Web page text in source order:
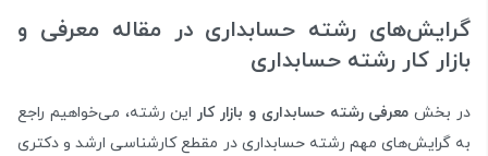
گرایش‌‌های رشته حسابداری در مقاله معرفی و
بازار کار رشته حسابداری
در بخش معرفی رشته حسابداری و بازار کار این رشته، می‌خواهیم راجع
به گرایش‌های مهم رشته حسابداری در مقطع کارشناسی ارشد و دکتری